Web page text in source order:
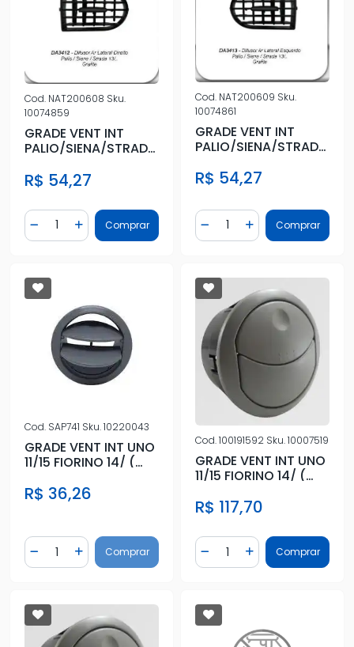
Cod. NAT200608 Sku.
10074859
GRADE VENT INT
PALIO/SIENA/STRADA
(LATERAL
R$ 54,27
Diminuir Quantidade
Quantidade
Adicionar Quantidade
Comprar
Cod. NAT200609 Sku.
10074861
GRADE VENT INT
PALIO/SIENA/STRADA
(LATERAL
R$ 54,27
Diminuir Quantidade
Quantidade
AdicionarComprar
Cod. SAP741 Sku.10220043
GRADE VENT INT UNO
11/15 FIORINO 14/ (
R$ 36,26
Diminuir Quantidade
Quantidade
Adicionar Quantidade
Comprar
Cod.100191592 Sku.10007519
GRADE VENT INT UNO
11/15 FIORINO 14/ (
R$ 117,70
Diminuir Quantidade
Quantidade
AdicionarComprar